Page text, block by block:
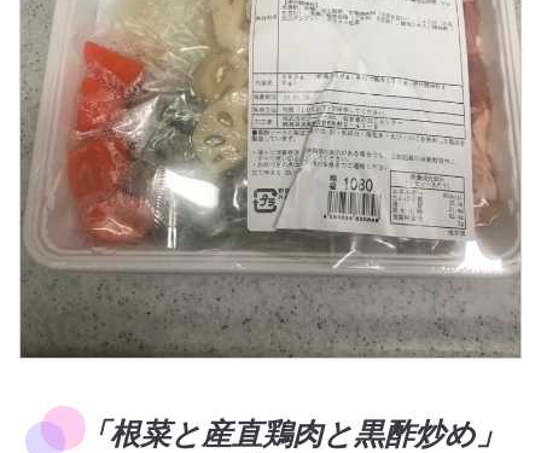
「根菜と産直鶏肉と黒酢炒め」